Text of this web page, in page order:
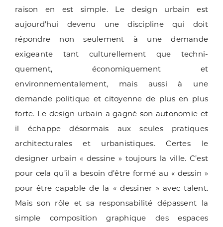
raison en est simple. Le design urbain est
aujourd’hui devenu une discipline qui doit
répondre non seulement à une demande
exigeante tant culturellement que techni­
quement, économiquement et
environnementale­ment, mais aussi à une
demande politique et citoyenne de plus en plus
forte. Le design urbain a gagné son autonomie et
il échappe désormais aux seules pra­tiques
architecturales et urbanistiques. Certes le
designer urbain « dessine » toujours la ville. C’est
pour cela qu’il a besoin d’être formé au « dessin »
pour être capable de la « dessiner » avec talent.
Mais son rôle et sa responsabilité dépassent la
simple composition gra­phique des espaces